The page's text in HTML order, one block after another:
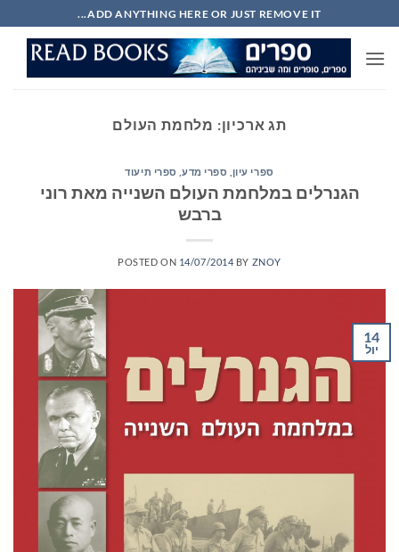
to
content
ADD ANYTHING HERE OR JUST REMOVE IT...
תג ארכיון: מלחמת העולם
ספרי עיון, ספרי מדע, ספרי תיעוד
הגנרלים במלחמת העולם השנייה מאת רוני
ברבש
POSTED ON 14/07/2014 BY ZNOY
14
יול